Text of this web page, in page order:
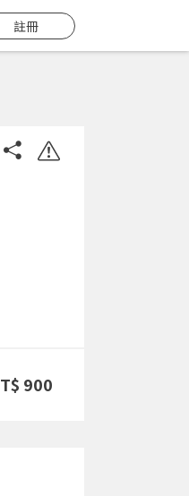
註冊
900